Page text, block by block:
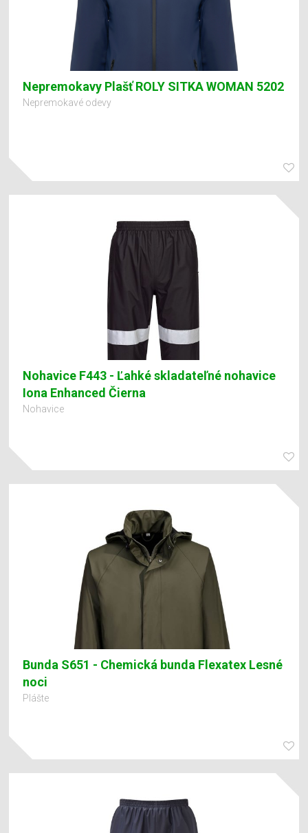
Nepremokavy Plašť ROLY SITKA WOMAN 5202
Nepremokavé odevy
Nohavice F443 - Ľahké skladateľné nohavice
Iona Enhanced Čierna
Nohavice
Bunda S651 - Chemická bunda Flexatex Lesné
noci
Plášte